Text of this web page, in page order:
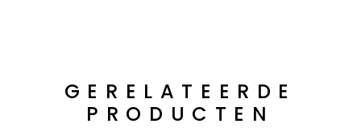
GERELATEERDE
PRODUCTEN